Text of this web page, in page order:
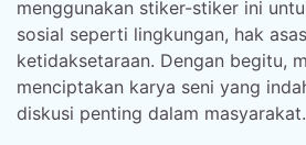
menggunakan stiker-stiker ini
sosial seperti lingkungan, hak
ketidaksetaraan. Dengan begitu,
menciptakan karya seni yang
diskusi penting dalam masyarakat.